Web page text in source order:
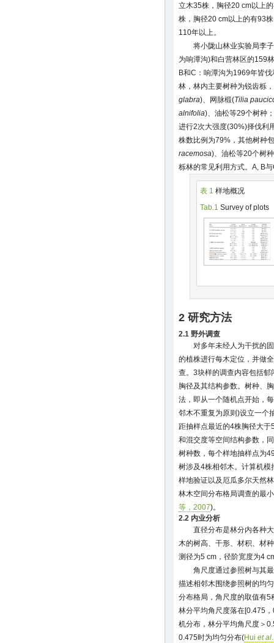
立木35株，胸径20 cm以上
株，胸径20 cm以上的有93
110年以上。
将小陇山林业实验局李
为响潭沟)和白营林区的159
B和C：响潭沟为1969年皆
林，林内主要树种为锐齿栎
glabra)、网脉椴(Tilia
alnifolia)、油松等29个树种
进行2次大强度(30%)择伐利
株数比例为79%，其他树种
racemosa)、油松等20个树
栎林的常见利用方式。A, B
表 1 样地概况
Tab.1 Survey of plots
2 研究方法
2.1 野外调查
对多年未经人为干扰的
的植株进行每木定位，并做
查。3块样的调查内容包括
胸径及其结构参数。树种、
法，即从一个随机点开始，
邻木不重复为原则)设立一个
距抽样点最近的4株胸径大
和混交度等空间结构参数，
树种数，每个样地抽样点为
树涉及4株相邻木。计算机模
样地验证以及厄瓜多尔天然
林木空间分布格局调查的最
等，2007)。
2.2 内业分析
直径分布是林分内各种
木的树高、干形、材积、材
测径为5 cm，径阶宽度为4
角尺度通过参照树与其
描述相邻木围绕参照树的均
分布格局，角尺度的取值有
林分平均角尺度落在[0.475
机分布，林分平均角尺度＞
0.475时为均匀分布(Hui et al